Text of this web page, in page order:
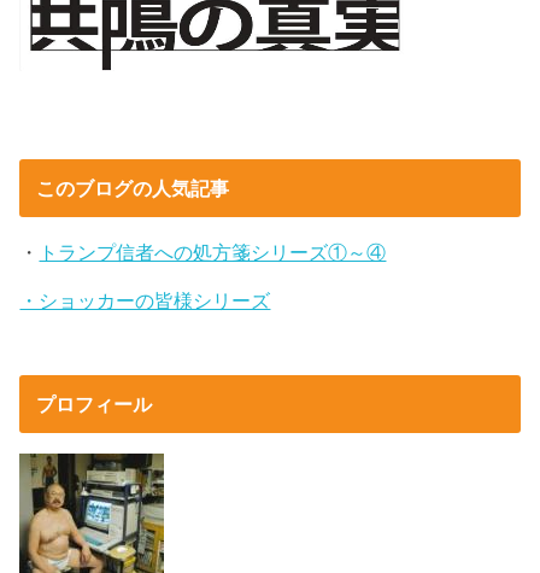
このブログの人気記事
・ トランプ信者への処方箋シリーズ①～④
・ショッカーの皆様シリーズ
プロフィール